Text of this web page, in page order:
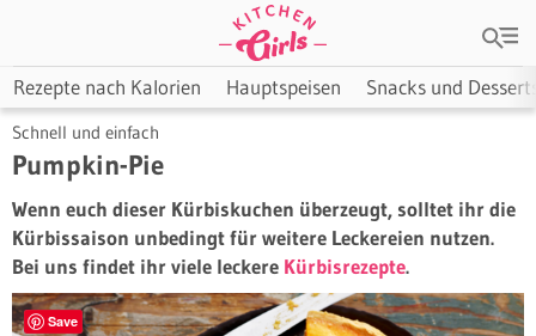
Rezepte nach Kalorien Hauptspeisen Snacks und
Schnell und einfach
Pumpkin-Pie
Wenn euch dieser Kürbiskuchen überzeugt, solltet ihr die
Kürbissaison unbedingt für weitere Leckereien nutzen.
Bei uns findet ihr viele leckere Kürbisrezepte.
Save